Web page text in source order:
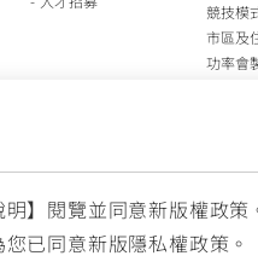
明】閱覽並同意新版權政策
已同意新版隱私權政策。
競技模
市區及
功率會